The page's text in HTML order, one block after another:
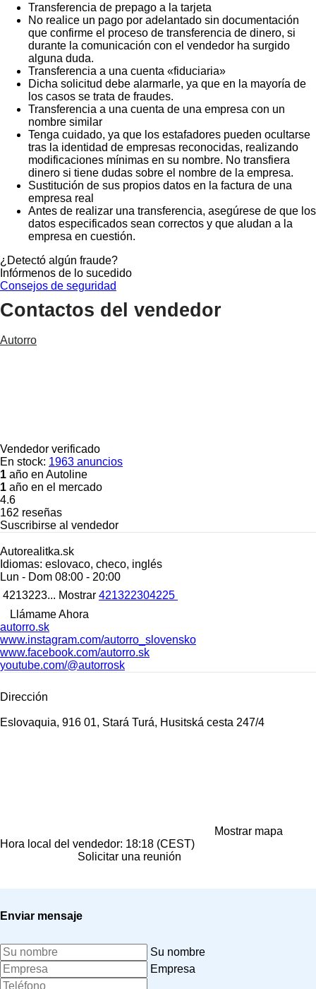
Transferencia de prepago a la tarjeta
No realice un pago por adelantado sin documentación
que confirme el proceso de transferencia de dinero, si
durante la comunicación con el vendedor ha surgido
alguna duda.
Transferencia a una cuenta «fiduciaria»
Dicha solicitud debe alarmarle, ya que en la mayoría de
los casos se trata de fraudes.
Transferencia a una cuenta de una empresa con un
nombre similar
Tenga cuidado, ya que los estafadores pueden ocultarse
tras la identidad de empresas reconocidas, realizando
modificaciones mínimas en su nombre. No transfiera
dinero si tiene dudas sobre el nombre de la empresa.
Sustitución de sus propios datos en la factura de una
empresa real
Antes de realizar una transferencia, asegúrese de que los
datos especificados sean correctos y que aludan a la
empresa en cuestión.
¿Detectó algún fraude?
Infórmenos de lo sucedido
Consejos de seguridad
Contactos del vendedor
Autorro
Vendedor verificado
En stock: 1963 anuncios
1 año en Autoline
1 año en el mercado
4.6
162 reseñas
Suscribirse al vendedor
Autorealitka.sk
Idiomas: eslovaco, checo, inglés
Lun - Dom 08:00 - 20:00
4213223... Mostrar 421322304225
Llámame Ahora
autorro.sk
www.instagram.com/autorro_slovensko
www.facebook.com/autorro.sk
youtube.com/@autorrosk
Dirección
Eslovaquia, 916 01, Stará Turá, Husitská cesta 247/4
Mostrar mapa
Hora local del vendedor: 18:18 (CEST)
Solicitar una reunión
Enviar mensaje
Su nombre
Empresa